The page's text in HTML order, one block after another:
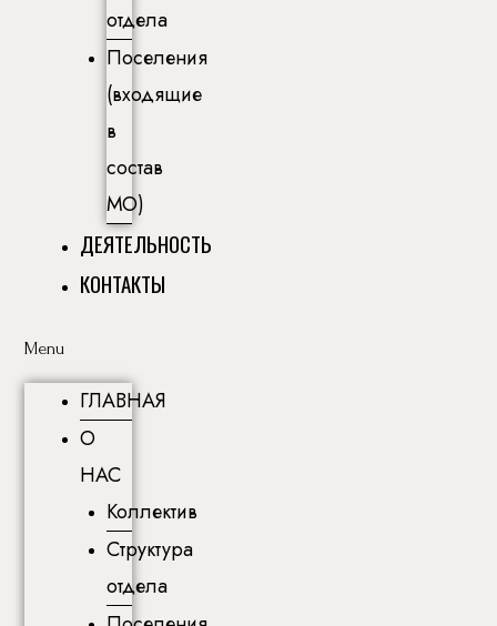
отдела
Поселения
(входящие
в
состав
МО)
ДЕЯТЕЛЬНОСТЬ
КОНТАКТЫ
Menu
ГЛАВНАЯ
О
НАС
Коллектив
Структура
отдела